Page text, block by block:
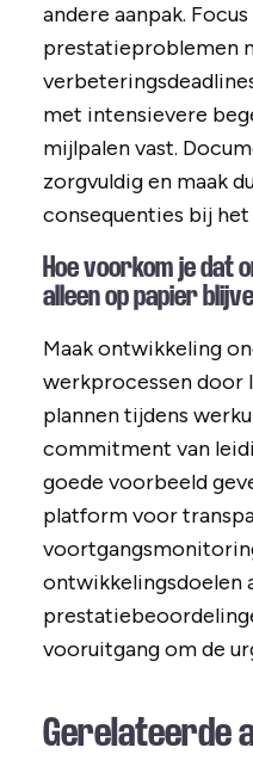
andere aanpak.
prestatieproblemen
met intensievere
mijlpalen vast.
zorgvuldig en maak
consequenties bij
Hoe voorkom je dat
alleen op papier
Maak ontwikkeling
werkprocessen
plannen tijdens
commitment van
goede voorbeeld
platform voor
ontwikkelingsdoelen
vooruitgang om de
Gerelateerde